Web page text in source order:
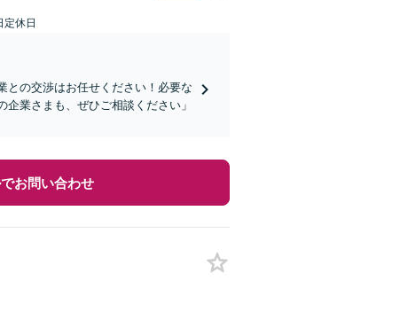
定休日
との交渉はお任せください！必要な
業さまも、ぜひご相談ください」
お問い合わせ